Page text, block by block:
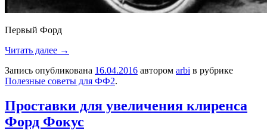
Первый Форд
Читать далее →
Запись опубликована 16.04.2016 автором arbi в рубрике
Полезные советы для ФФ2.
Проставки для увеличения клиренса
Форд Фокус